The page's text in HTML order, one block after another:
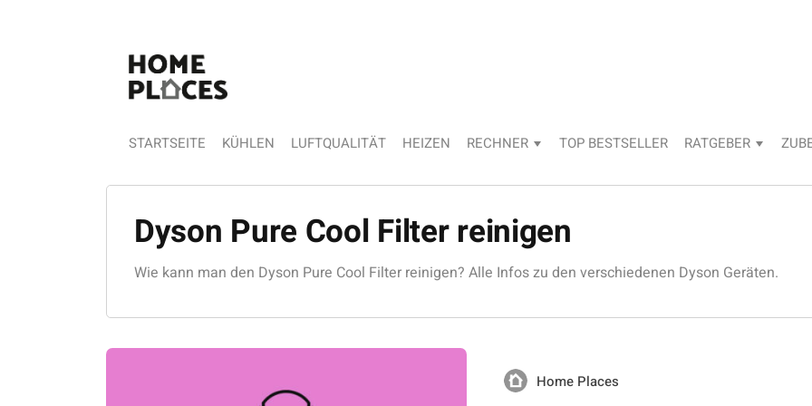
STARTSEITE KÜHLEN LUFTQUALITÄT HEIZEN RECHNER TOP BESTSELLER RATGEBER
Dyson Pure Cool Filter reinigen
Wie kann man den Dyson Pure Cool Filter reinigen? Alle Infos zu den verschiedenen Dyson Geräten.
Home Places